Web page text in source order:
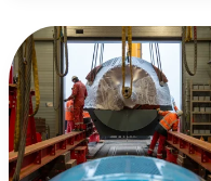
Nieuws:
Generator
Terug
Damstralab,
online
vergaderruimtes
boeken